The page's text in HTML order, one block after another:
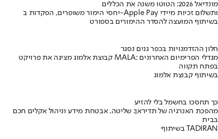
מונדיאל 2026: הטוטו משנה את הכללים
יחסי הימור משופרים, הפקדות ב-Apple Pay ותשלום זכיות מיידי
בשיתוף המועצה להסדר ההימורים בספורט
חלון ההזדמנויות בכפר גנים נסגר
קבוצת אלמוג מציגה את פרויקט MALA: מגדלי הפרימיום האחרונים
בפתח תקווה
בשיתוף קבוצת אלמוג
כך תחסכו בחשמל בלי להזיע
מהפכת האנרגיה של תדיראן: שליטה, אבטחת מידע וניהול אקלים חכם
בבית
בשיתוף TADIRAN